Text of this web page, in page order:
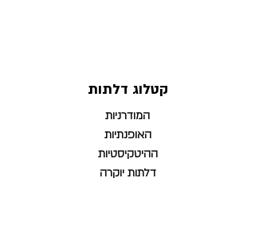
קטלוג דלתות
המודרניות
האופנתיות
ההיטקיסטיות
דלתות יוקרה